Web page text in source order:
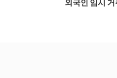
외국인 임시